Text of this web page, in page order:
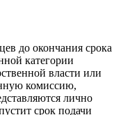
до окончания срока
категории
власти или
комиссию,
лично
срок подачи